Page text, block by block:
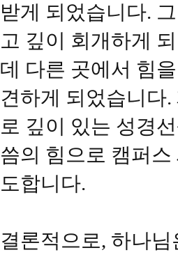
받게 되었습니다.
고 깊이 회개하게
데 다른 곳에서 힘
견하게 되었습니다
로 깊이 있는 성경
씀의 힘으로 캠퍼
도합니다.
결론적으로, 하나